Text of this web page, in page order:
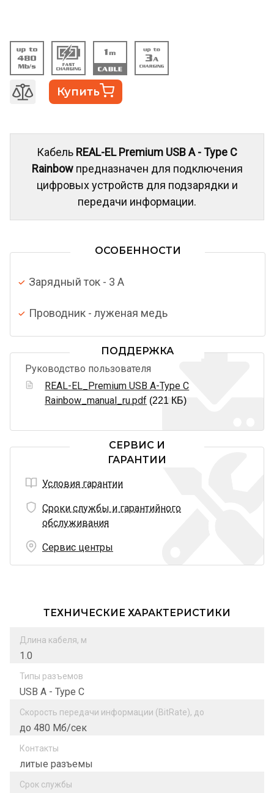
Купить
Кабель REAL-EL Premium USB A - Type C
Rainbowпредназначен для подключения
цифровых устройств для подзарядки и
передачи информации.
ОСОБЕННОСТИ
Зарядный ток - 3 A
Проводник - луженая медь
ПОДДЕРЖКА
Руководство пользователя
REAL-EL_Premium USB A-Type C
Rainbow_manual_ru.pdf (221 КБ)
СЕРВИС И
ГАРАНТИИ
Условия гарантии
Сроки службы и гарантийного
обслуживания
Сервис центры
ТЕХНИЧЕСКИЕ ХАРАКТЕРИСТИКИ
Длина кабеля, м
1.0
Типы разъемов
USB A - Type C
Скорость передачи информации (BitRate), до
до 480 Мб/сек
Контакты
литые разъемы
Срок службы